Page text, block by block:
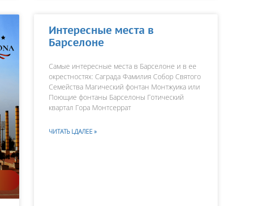
Интересные места в
Барселоне
Самые интересные места в Барселоне и в ее
окрестностях: Саграда Фамилия Собор Святого
Cемейства Магический фонтан Монтжуика или
Поющие фонтаны Барселоны Готический
квартал Гора Монтсеррат
ЧИТАТЬ LДАЛЕЕ »